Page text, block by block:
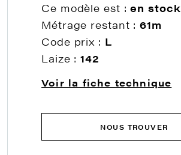
Ce modèle est :en stock
Métrage restant :61m
Code prix : L
Laize :142
Voir la fiche technique
NOUS TROUVER